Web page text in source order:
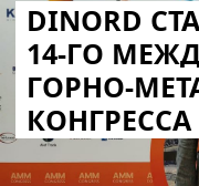
DINORD
14-ГО
ГОРНО-
КОНГРЕССА